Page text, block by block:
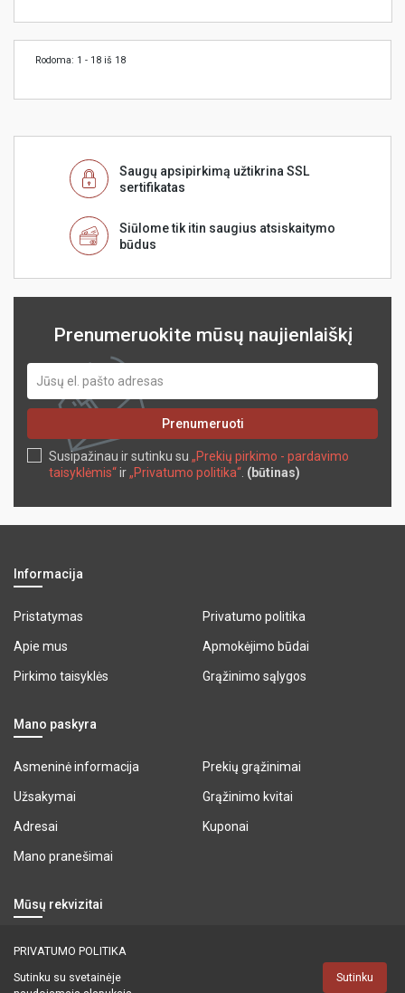
Rodoma: 1 - 18 iš 18
Saugų apsipirkimą užtikrina SSL
sertifikatas
Siūlome tik itin saugius atsiskaitymo
būdus
Prenumeruokite mūsų naujienlaiškį
Prenumeruoti
Susipažinau ir sutinku su „Prekių pirkimo - pardavimo
taisyklėmis“ir„Privatumo politika“. (būtinas)
Informacija
Pristatymas Privatumo politika
Apie mus Apmokėjimo būdai
Pirkimo taisyklės Grąžinimo sąlygos
Mano paskyra
Asmeninė informacija Prekių grąžinimai
Užsakymai Grąžinimo kvitai
Adresai Kuponai
Mano pranešimai
Mūsų rekvizitai
UAB "BALTESA"
PRIVATUMO POLITIKA
Sutinku su svetainėje
Sutinku